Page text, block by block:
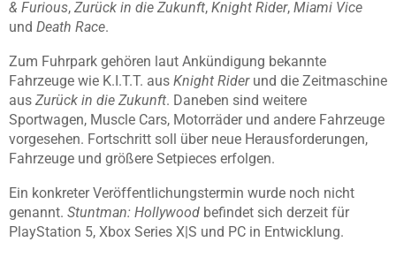
& Furious, Zurück in die Zukunft, Knight Rider, Miami Vice
und Death Race.
Zum Fuhrpark gehören laut Ankündigung bekannte
Fahrzeuge wie K.I.T.T. aus Knight Riderund die Zeitmaschine
aus Zurück in die Zukunft. Daneben sind weitere
Sportwagen, Muscle Cars, Motorräder und andere Fahrzeuge
vorgesehen. Fortschritt soll über neue Herausforderungen,
Fahrzeuge und größere Setpieces erfolgen.
Ein konkreter Veröffentlichungstermin wurde noch nicht
genannt. Stuntman: Hollywood befindet sich derzeit für
PlayStation 5, Xbox Series X|S und PC in Entwicklung.